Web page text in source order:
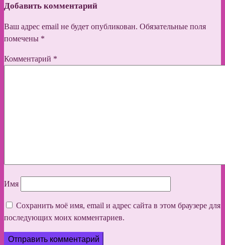
Добавить комментарий
Ваш адрес email не будет опубликован. Обязательные поля
помечены *
Комментарий *
Имя
Сохранить моё имя, email и адрес сайта в этом браузере для
последующих моих комментариев.